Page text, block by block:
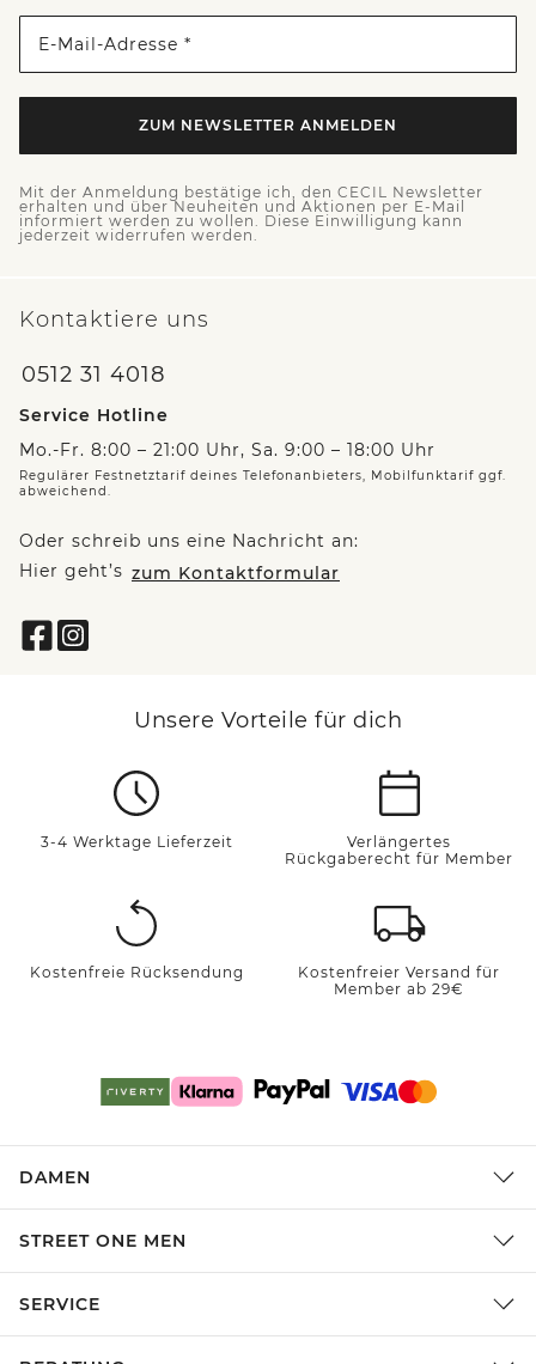
E-Mail-Adresse *
ZUM NEWSLETTER ANMELDEN
Mit der Anmeldung bestätige ich, den CECIL Newsletter
erhalten und über Neuheiten und Aktionen per E-Mail
informiert werden zu wollen. Diese Einwilligung kann
jederzeit widerrufen werden.
Kontaktiere uns
0512 31 4018
Service Hotline
Mo.-Fr. 8:00 – 21:00 Uhr, Sa. 9:00 – 18:00 Uhr
Regulärer Festnetztarif deines Telefonanbieters, Mobilfunktarif ggf.
abweichend.
Oder schreib uns eine Nachricht an:
Hier geht’s zum Kontaktformular
Unsere Vorteile für dich
3-4 Werktage Lieferzeit
Verlängertes
Rückgaberecht für Member
Kostenfreie Rücksendung
Kostenfreier Versand für
Member ab 29€
DAMEN
STREET ONE MEN
SERVICE